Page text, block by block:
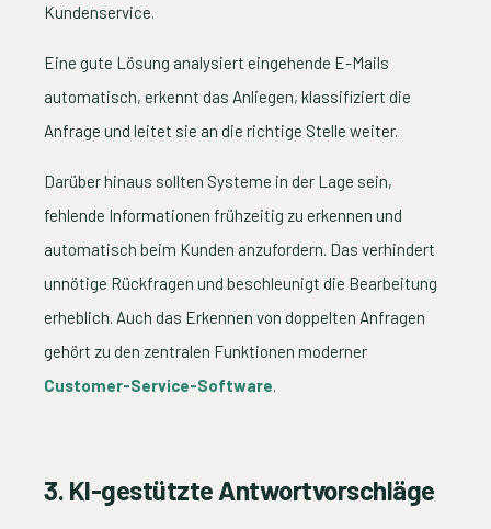
Kundenservice.
Eine gute Lösung analysiert eingehende E-Mails
automatisch, erkennt das Anliegen, klassifiziert die
Anfrage und leitet sie an die richtige Stelle weiter.
Darüber hinaus sollten Systeme in der Lage sein,
fehlende Informationen frühzeitig zu erkennen und
automatisch beim Kunden anzufordern. Das verhindert
unnötige Rückfragen und beschleunigt die Bearbeitung
erheblich. Auch das Erkennen von doppelten Anfragen
gehört zu den zentralen Funktionen moderner
Customer-Service-Software
3. KI-gestützte Antwortvorschläge